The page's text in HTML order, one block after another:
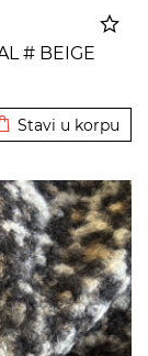
# BEIGE
Stavi u korpu